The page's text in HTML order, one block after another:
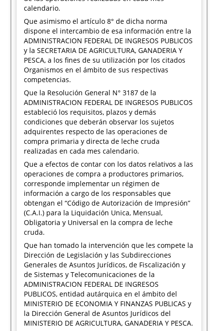
calendario.
Que asimismo el artículo 8° de dicha norma
dispone el intercambio de esa información entre la
ADMINISTRACION FEDERAL DE INGRESOS PUBLICOS
y la SECRETARIA DE AGRICULTURA, GANADERIA Y
PESCA, a los fines de su utilización por los citados
Organismos en el ámbito de sus respectivas
competencias.
Que la Resolución General N° 3187 de la
ADMINISTRACION FEDERAL DE INGRESOS PUBLICOS
estableció los requisitos, plazos y demás
condiciones que deberán observar los sujetos
adquirentes respecto de las operaciones de
compra primaria y directa de leche cruda
realizadas en cada mes calendario.
Que a efectos de contar con los datos relativos a las
operaciones de compra a productores primarios,
corresponde implementar un régimen de
información a cargo de los responsables que
obtengan el “Código de Autorización de Impresión”
(C.A.I.) para la Liquidación Unica, Mensual,
Obligatoria y Universal en la compra de leche
cruda.
Que han tomado la intervención que les compete la
Dirección de Legislación y las Subdirecciones
Generales de Asuntos Jurídicos, de Fiscalización y
de Sistemas y Telecomunicaciones de la
ADMINISTRACION FEDERAL DE INGRESOS
PUBLICOS, entidad autárquica en el ámbito del
MINISTERIO DE ECONOMIA Y FINANZAS PUBLICAS y
la Dirección General de Asuntos Jurídicos del
MINISTERIO DE AGRICULTURA, GANADERIA Y PESCA.